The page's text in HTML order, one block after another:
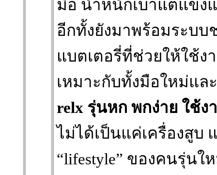
มือ น้ำหนักเบาแต่แข็ง
อีกทั้งยังมาพร้อมระบบ
แบตเตอรี่ที่ช่วยให้ใช้
เหมาะกับทั้งมือใหม่แล
relx รุ่นหก พกง่าย ใช้
ไม่ได้เป็นแค่เครื่องสูบ
“lifestyle” ของคนรุ่นใ